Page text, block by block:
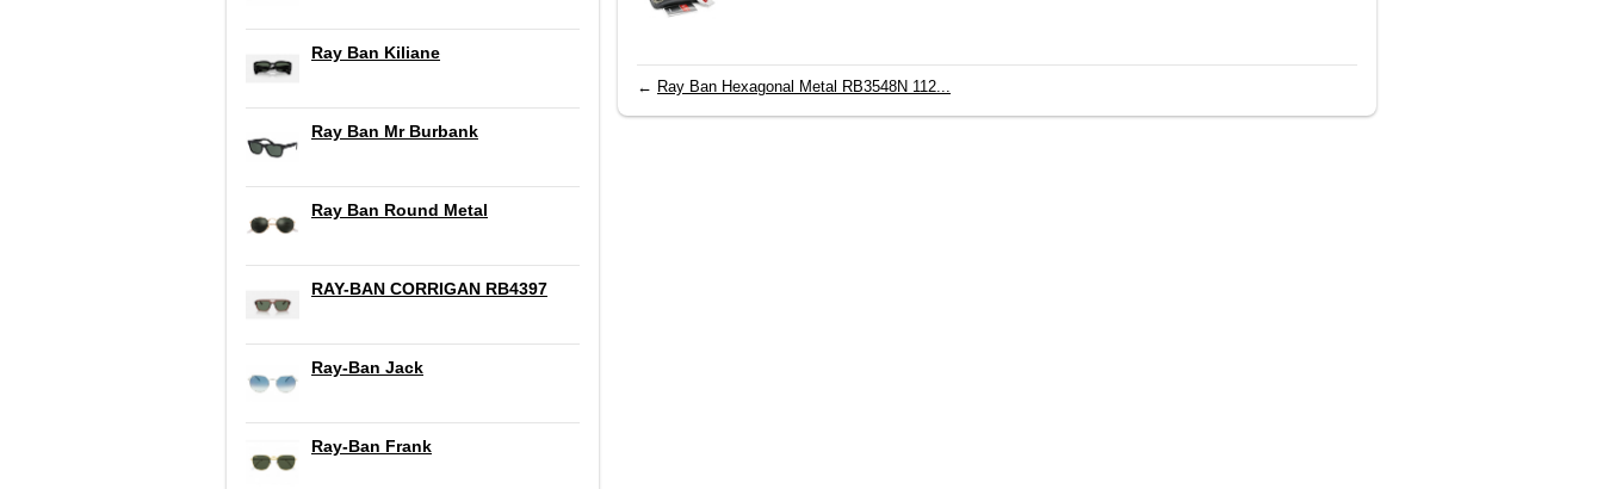
Ray Ban Kiliane
Ray Ban Mr Burbank
Ray Ban Round Metal
RAY-BAN CORRIGAN RB4397
Ray-Ban Jack
Ray-Ban Frank
← Ray Ban Hexagonal Metal RB3548N 112...